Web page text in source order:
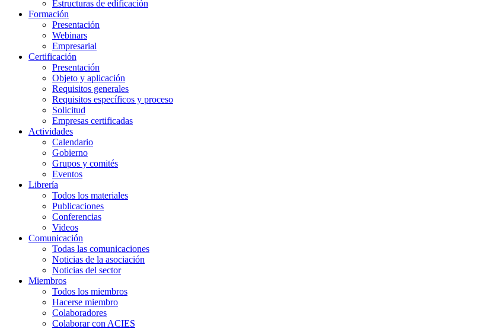
Estructuras de edificación
Formación
Presentación
Webinars
Empresarial
Certificación
Presentación
Objeto y aplicación
Requisitos generales
Requisitos específicos y proceso
Solicitud
Empresas certificadas
Actividades
Calendario
Gobierno
Grupos y comités
Eventos
Librería
Todos los materiales
Publicaciones
Conferencias
Videos
Comunicación
Todas las comunicaciones
Noticias de la asociación
Noticias del sector
Miembros
Todos los miembros
Hacerse miembro
Colaboradores
Colaborar con ACIES